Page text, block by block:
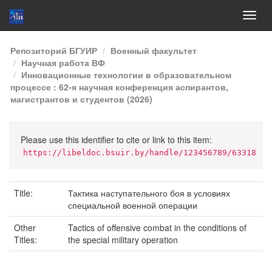
Skip
navigation
Репозиторий БГУИР
Военный факультет
Научная работа ВФ
Инновационные технологии в образовательном
процессе : 62-я научная конференция аспирантов,
магистрантов и студентов (2026)
Please use this identifier to cite or link to this item:
https://libeldoc.bsuir.by/handle/123456789/63318
Title:
Тактика наступательного боя в условиях
специальной военной операции
Other
Titles:
Tactics of offensive combat in the conditions of
the special military operation